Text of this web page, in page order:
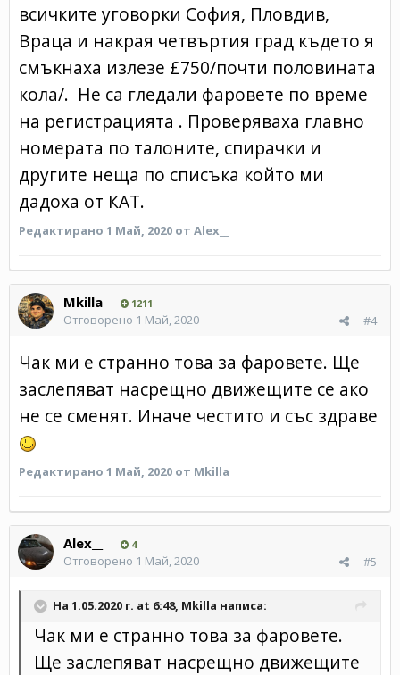
всичките уговорки София, Пловдив,
Враца и накрая четвъртия град където я
смъкнаха излезе £750/почти половината
кола/. Не са гледали фаровете по време
на регистрацията . Проверяваха главно
номерата по талоните, спирачки и
другите неща по списъка който ми
дадоха от КАТ.
Редактирано 1 Май, 2020 от Alex__
Mkilla 1211
#4
Отговорено 1 Май, 2020
Чак ми е странно това за фаровете. Ще
заслепяват насрещно движещите се ако
не се сменят. Иначе честито и със здраве
Редактирано 1 Май, 2020 от Mkilla
Alex__ 4
#5
Отговорено 1 Май, 2020
На 1.05.2020 г. at 6:48, Mkilla написа:
Чак ми е странно това за фаровете.
Ще заслепяват насрещно движещите